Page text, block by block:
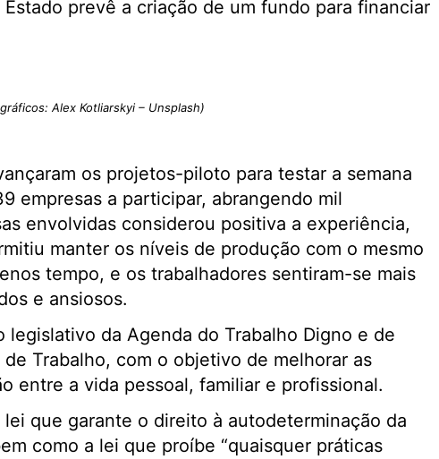
prevê a criação de um fundo para financiar
Alex Kotliarskyi – Unsplash)
os projetos-piloto para testar a semana
empresas a participar, abrangendo mil
envolvidas considerou positiva a experiência,
manter os níveis de produção com o mesmo
tempo, e os trabalhadores sentiram-se mais
e ansiosos.
da Agenda do Trabalho Digno e de
Trabalho, com o objetivo de melhorar as
entre a vida pessoal, familiar e profissional.
que garante o direito à autodeterminação da
como a lei que proíbe “quaisquer práticas